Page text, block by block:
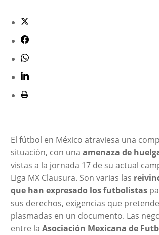
El fútbol en México atraviesa una
situación, con una amenaza de
vistas a la jornada 17 de su actual
Liga MX Clausura. Son varias las
que han expresado los futbolistas
sus derechos, exigencias que
plasmadas en un documento. Las
entre la Asociación Mexicana de